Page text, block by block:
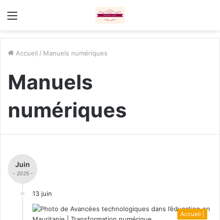
Menu
Accueil / Manuels numériques
Manuels
numériques
Juin
- 2025 -
13 juin
Accueil |